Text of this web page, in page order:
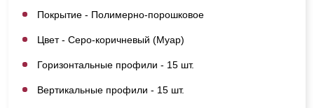
Покрытие - Полимерно-порошковое
Цвет - Серо-коричневый (Муар)
Горизонтальные профили - 15 шт.
Вертикальные профили - 15 шт.